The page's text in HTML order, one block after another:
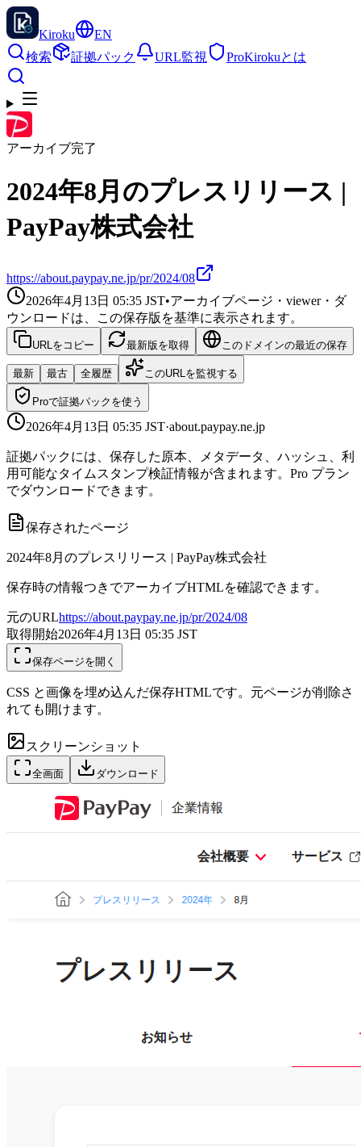
Kiroku
EN
検索
証拠パック URL監視 ProKirokuとは
アーカイブ完了
2024年8月のプレスリリース |
PayPay株式会社
https://about.paypay.ne.jp/pr/2024/08
2026年4月13日 05:35 JST•アーカイブページ・viewer・ダ
ウンロードは、この保存版を基準に表示されます。
URLをコピー 最新版を取得 このドメインの最近の保存
最新 最古 全履歴 このURLを監視する
Proで証拠パックを使う
2026年4月13日 05:35 JST·about.paypay.ne.jp
証拠パックには、保存した原本、メタデータ、ハッシュ、利
用可能なタイムスタンプ検証情報が含まれます。Pro プラン
でダウンロードできます。
保存されたページ
2024年8月のプレスリリース | PayPay株式会社
保存時の情報つきでアーカイブHTMLを確認できます。
元のURLhttps://about.paypay.ne.jp/pr/2024/08
取得開始2026年4月13日 05:35 JST
保存ページを開く
CSS と画像を埋め込んだ保存HTMLです。元ページが削除さ
れても開けます。
スクリーンショット
全画面 ダウンロード